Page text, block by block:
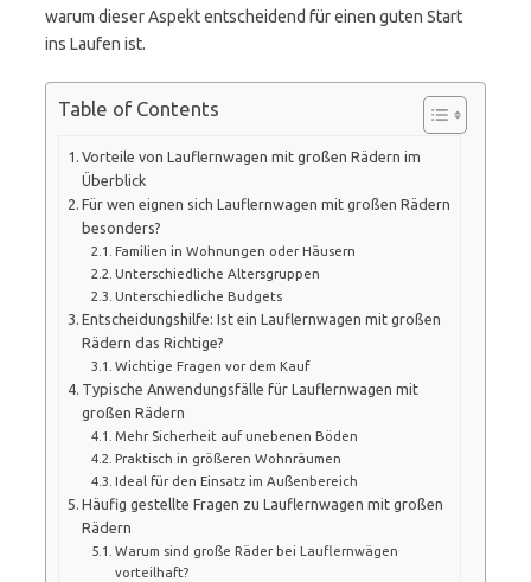
warum dieser Aspekt entscheidend für einen guten Start
ins Laufen ist.
Table of Contents
Vorteile von Lauflernwagen mit großen Rädern im
Überblick
Für wen eignen sich Lauflernwagen mit großen Rädern
besonders?
Familien in Wohnungen oder Häusern
Unterschiedliche Altersgruppen
Unterschiedliche Budgets
Entscheidungshilfe: Ist ein Lauflernwagen mit großen
Rädern das Richtige?
Wichtige Fragen vor dem Kauf
Typische Anwendungsfälle für Lauflernwagen mit
großen Rädern
Mehr Sicherheit auf unebenen Böden
Praktisch in größeren Wohnräumen
Ideal für den Einsatz im Außenbereich
Häufig gestellte Fragen zu Lauflernwagen mit großen
Rädern
Warum sind große Räder bei Lauflernwägen
vorteilhaft?